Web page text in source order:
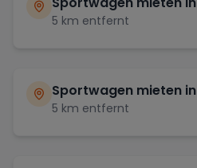
5 km entfernt
Sportwagen mieten in
5 km entfernt